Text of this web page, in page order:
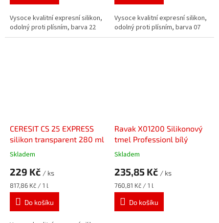
Vysoce kvalitní expresní silikon,
odolný proti plísním, barva 22
Vysoce kvalitní expresní silikon,
odolný proti plísním, barva 07
CERESIT CS 25 EXPRESS
silikon transparent 280 ml
Skladem
229 Kč / ks
Měrná
cena:
817,86 Kč / 1 l
Do košíku
Ravak X01200 Silikonový
tmel Professionl bílý
Skladem
235,85 Kč / ks
Měrná
cena:
760,81 Kč / 1 l
Do košíku